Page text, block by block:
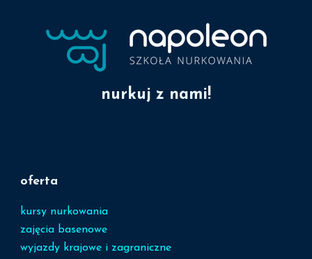
nurkuj z nami!
oferta
kursy nurkowania
zajęcia basenowe
wyjazdy krajowe i zagraniczne